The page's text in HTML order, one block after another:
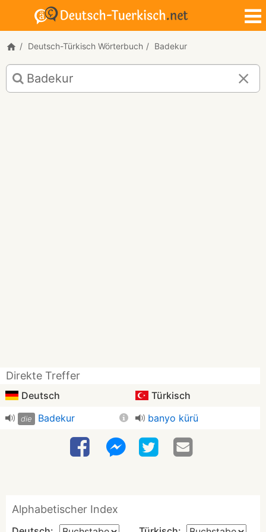
Deutsch-Türkisch Wörterbuch Badekur
Deutsch-
Türkisch
Übersetzung
Direkte Treffer
Deutsch Türkisch
die Badekur banyo kürü
Alphabetischer Index